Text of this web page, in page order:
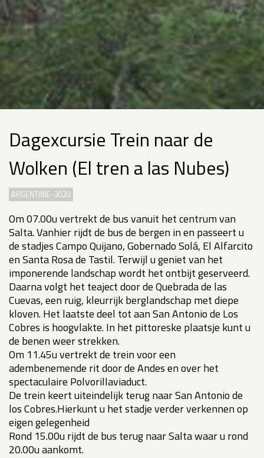
Dagexcursie Trein naar de
Wolken (El tren a las Nubes)
ARGENTINIE-3020
Om 07.00u vertrekt de bus vanuit het centrum van
Salta. Vanhier rijdt de bus de bergen in en passeert u
de stadjes Campo Quijano, Gobernado Solá, El Alfarcito
en Santa Rosa de Tastil. Terwijl u geniet van het
imponerende landschap wordt het ontbijt geserveerd.
Daarna volgt het teaject door de Quebrada de las
Cuevas, een ruig, kleurrijk berglandschap met diepe
kloven. Het laatste deel tot aan San Antonio de Los
Cobres is hoogvlakte. In het pittoreske plaatsje kunt u
de benen weer strekken.
Om 11.45u vertrekt de trein voor een
adembenemende rit door de Andes en over het
spectaculaire Polvorillaviaduct.
De trein keert uiteindelijk terug naar San Antonio de
los Cobres.Hierkunt u het stadje verder verkennen op
eigen gelegenheid
Rond 15.00u rijdt de bus terug naar Salta waar u rond
20.00u aankomt.